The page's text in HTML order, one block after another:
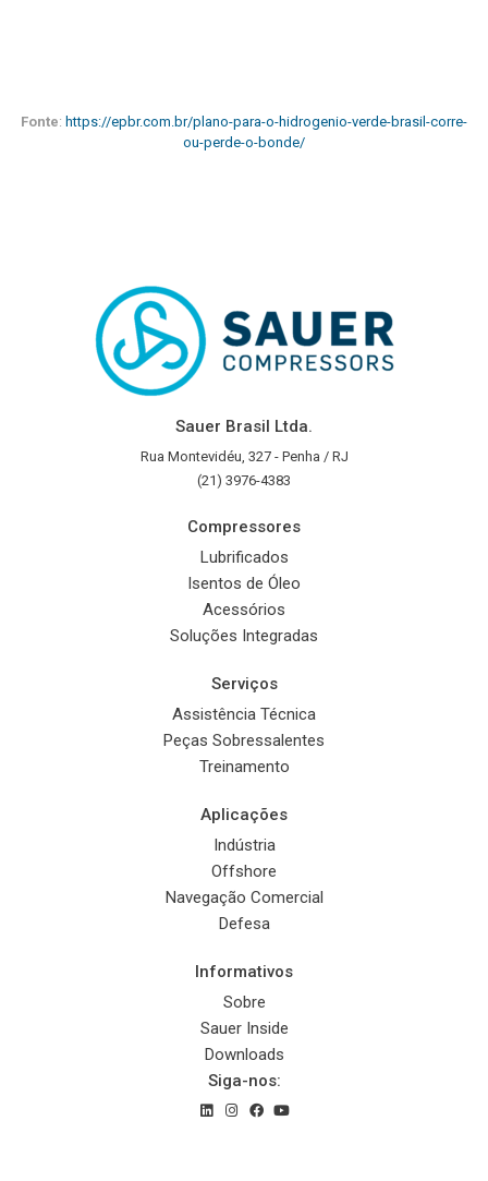
Fonte: https://epbr.com.br/plano-para-o-hidrogenio-verde-brasil-corre-
ou-perde-o-bonde/
Sauer Brasil Ltda.
Rua Montevidéu, 327 - Penha / RJ
(21) 3976-4383
Compressores
Lubrificados
Isentos de Óleo
Acessórios
Soluções Integradas
Serviços
Assistência Técnica
Peças Sobressalentes
Treinamento
Aplicações
Indústria
Offshore
Navegação Comercial
Defesa
Informativos
Sobre
Sauer Inside
Downloads
Siga-nos: